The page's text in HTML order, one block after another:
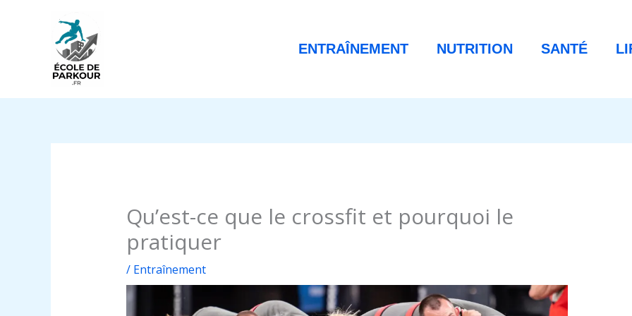
ENTRAÎNEMENT NUTRITION SANTÉ
Qu’est-ce que le crossfit et pourquoi le
pratiquer
/ Entraînement